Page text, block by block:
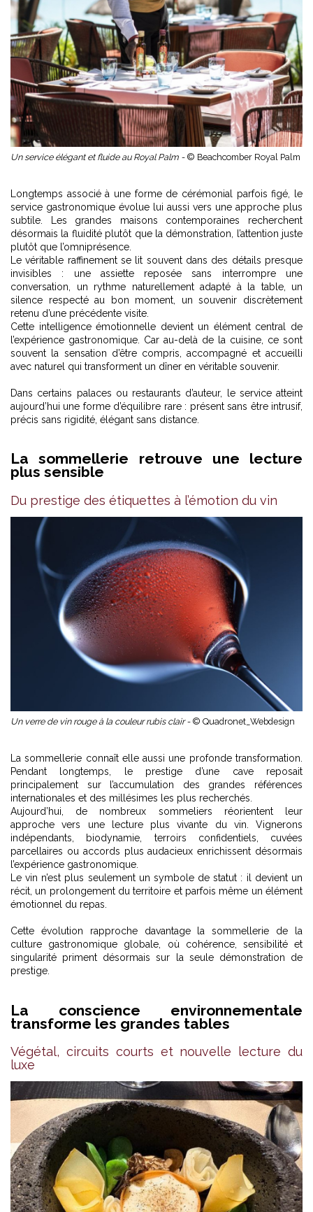
Un service élégant et fluide au Royal Palm - © Beachcomber Royal Palm
Longtemps associé à une forme de cérémonial parfois figé, le
service gastronomique évolue lui aussi vers une approche plus
subtile. Les grandes maisons contemporaines recherchent
désormais la fluidité plutôt que la démonstration, l’attention juste
plutôt que l’omniprésence.
Le véritable raffinement se lit souvent dans des détails presque
invisibles : une assiette reposée sans interrompre une
conversation, un rythme naturellement adapté à la table, un
silence respecté au bon moment, un souvenir discrètement
retenu d’une précédente visite.
Cette intelligence émotionnelle devient un élément central de
l’expérience gastronomique. Car au-delà de la cuisine, ce sont
souvent la sensation d’être compris, accompagné et accueilli
avec naturel qui transforment un dîner en véritable souvenir.
Dans certains palaces ou restaurants d’auteur, le service atteint
aujourd’hui une forme d’équilibre rare : présent sans être intrusif,
précis sans rigidité, élégant sans distance.
La sommellerie retrouve une lecture
plus sensible
Du prestige des étiquettes à l’émotion du vin
Un verre de vin rouge à la couleur rubis clair - © Quadronet_Webdesign
La sommellerie connaît elle aussi une profonde transformation.
Pendant longtemps, le prestige d’une cave reposait
principalement sur l’accumulation des grandes références
internationales et des millésimes les plus recherchés.
Aujourd’hui, de nombreux sommeliers réorientent leur
approche vers une lecture plus vivante du vin. Vignerons
indépendants, biodynamie, terroirs confidentiels, cuvées
parcellaires ou accords plus audacieux enrichissent désormais
l’expérience gastronomique.
Le vin n’est plus seulement un symbole de statut : il devient un
récit, un prolongement du territoire et parfois même un élément
émotionnel du repas.
Cette évolution rapproche davantage la sommellerie de la
culture gastronomique globale, où cohérence, sensibilité et
singularité priment désormais sur la seule démonstration de
prestige.
La conscience environnementale
transforme les grandes tables
Végétal, circuits courts et nouvelle lecture du
luxe